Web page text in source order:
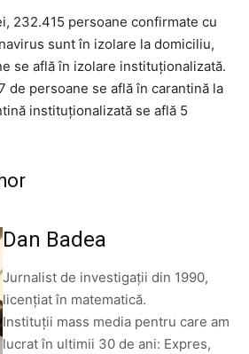
232.415 persoane confirmate cu
sunt în izolare la domiciliu,
se află în izolare instituţionalizată.
de persoane se află în carantină la
instituţionalizată se află 5
Dan Badea
Jurnalist de investigații din 1990,
licențiat în matematică.
Instituții mass media pentru care am
lucrat în ultimii 30 de ani: Expres,